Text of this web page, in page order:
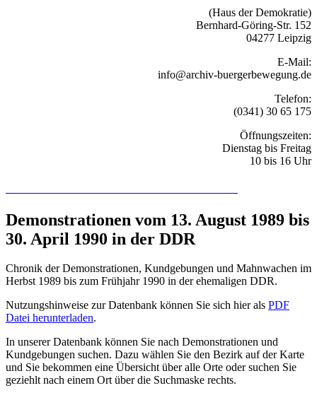
(Haus der Demokratie)
Bernhard-Göring-Str. 152
04277 Leipzig
E-Mail:
info@archiv-buergerbewegung.de
Telefon:
(0341) 30 65 175
Öffnungszeiten:
Dienstag bis Freitag
10 bis 16 Uhr
Demonstrationen vom 13. August 1989 bis
30. April 1990 in der DDR
Chronik der Demonstrationen, Kundgebungen und Mahnwachen im
Herbst 1989 bis zum Frühjahr 1990 in der ehemaligen DDR.
Nutzungshinweise zur Datenbank können Sie sich hier als PDF
Datei herunterladen.
In unserer Datenbank können Sie nach Demonstrationen und
Kundgebungen suchen. Dazu wählen Sie den Bezirk auf der Karte
und Sie bekommen eine Übersicht über alle Orte oder suchen Sie
geziehlt nach einem Ort über die Suchmaske rechts.